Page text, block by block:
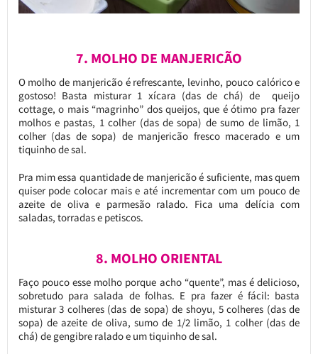
7. MOLHO DE MANJERICÃO
O molho de manjericão é refrescante, levinho, pouco calórico e
gostoso! Basta misturar 1 xícara (das de chá) de queijo
cottage, o mais “magrinho” dos queijos, que é ótimo pra fazer
molhos e pastas, 1 colher (das de sopa) de sumo de limão, 1
colher (das de sopa) de manjericão fresco macerado e um
tiquinho de sal.
Pra mim essa quantidade de manjericão é suficiente, mas quem
quiser pode colocar mais e até incrementar com um pouco de
azeite de oliva e parmesão ralado. Fica uma delícia com
saladas, torradas e petiscos.
8. MOLHO ORIENTAL
Faço pouco esse molho porque acho “quente”, mas é delicioso,
sobretudo para salada de folhas. E pra fazer é fácil: basta
misturar 3 colheres (das de sopa) de shoyu, 5 colheres (das de
sopa) de azeite de oliva, sumo de 1/2 limão, 1 colher (das de
chá) de gengibre ralado e um tiquinho de sal.